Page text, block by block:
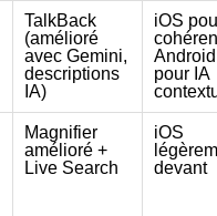
TalkBack
(amélioré
avec Gemini,
descriptions
IA)
iOS
Android
pour IA
Magnifier
amélioré +
Live Search
iOS
devant